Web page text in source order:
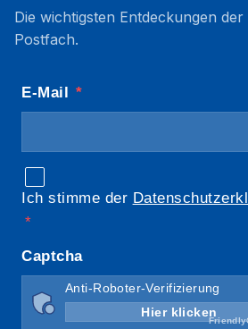
Die wichtigsten Entdeckungen
Postfach.